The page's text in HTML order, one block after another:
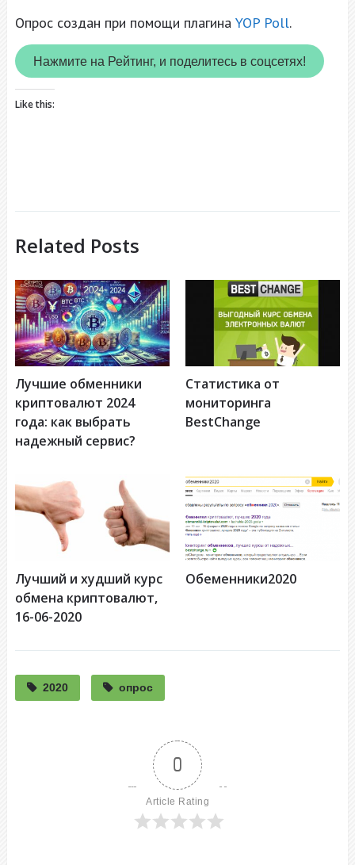
Опрос создан при помощи плагина YOP Poll.
Нажмите на Рейтинг, и поделитесь в соцсетях!
Like this:
Related Posts
Лучшие обменники
криптовалют 2024
года: как выбрать
надежный сервис?
Статистика от
мониторинга
BestChange
Лучший и худший курс
обмена криптовалют,
16-06-2020
Обеменники2020
2020 опрос
0
Article Rating